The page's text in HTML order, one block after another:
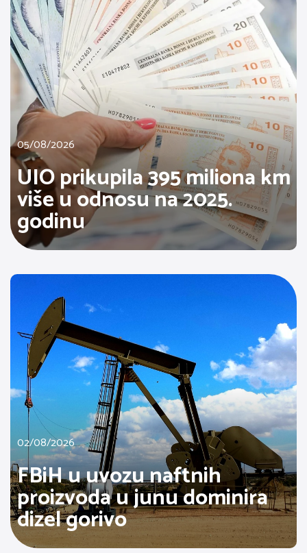
05/08/2026
UIO prikupila 395 miliona km
više u odnosu na 2025.
godinu
02/08/2026
FBiH u uvozu naftnih
proizvoda u junu dominira
dizel gorivo